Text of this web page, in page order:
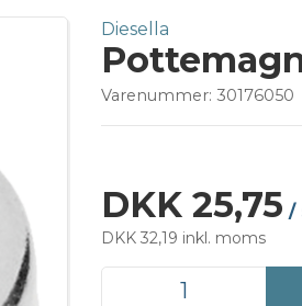
Diesella
Varenummer: 30176050
DKK 25,75 /
DKK 32,19 inkl. moms